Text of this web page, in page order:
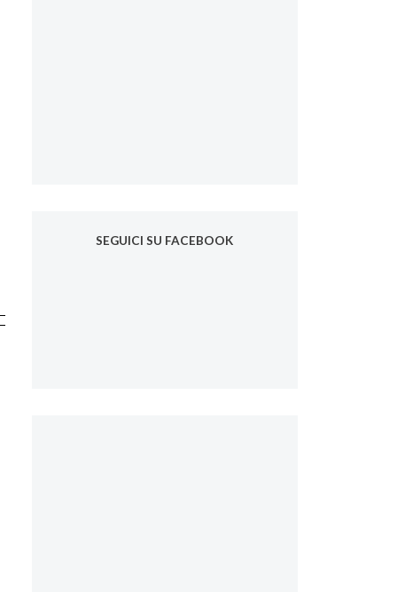
SEGUICI SU FACEBOOK